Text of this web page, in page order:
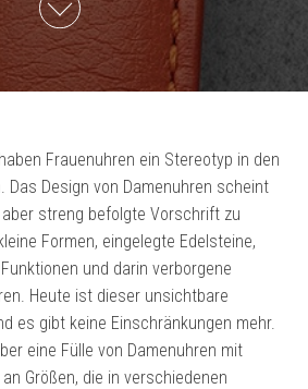
Frauenuhren ein Stereotyp in den
Das Design von Damenuhren scheint
streng befolgte Vorschrift zu
Formen, eingelegte Edelsteine,
und darin verborgene
Heute ist dieser unsichtbare
es gibt keine Einschränkungen mehr.
eine Fülle von Damenuhren mit
Größen, die in verschiedenen